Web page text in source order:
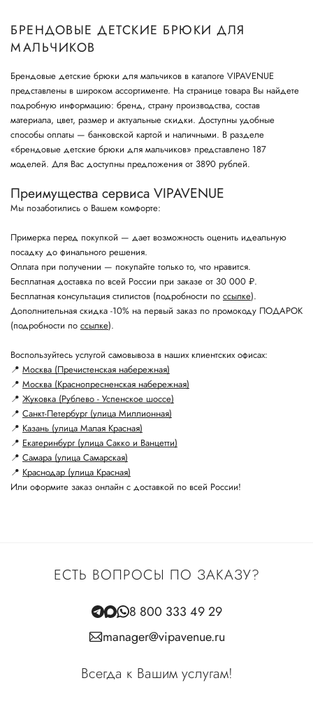
БРЕНДОВЫЕ ДЕТСКИЕ БРЮКИ ДЛЯ
МАЛЬЧИКОВ
Брендовые детские брюки для мальчиков в каталоге VIPAVENUE
представлены в широком ассортименте. На странице товара Вы найдете
подробную информацию: бренд, страну производства, состав
материала, цвет, размер и актуальные скидки. Доступны удобные
способы оплаты — банковской картой и наличными. В разделе
«брендовые детские брюки для мальчиков» представлено 187
моделей. Для Вас доступны предложения от 3890 рублей.
Преимущества сервиса VIPAVENUE
Мы позаботились о Вашем комфорте:
Примерка перед покупкой — дает возможность оценить идеальную
посадку до финального решения.
Оплата при получении — покупайте только то, что нравится.
Бесплатная доставка по всей России при заказе от 30 000 ₽.
Бесплатная консультация стилистов (подробности по ссылке).
Дополнительная скидка -10% на первый заказ по промокоду ПОДАРОК
(подробности по ссылке).
Воспользуйтесь услугой самовывоза в наших клиентских офисах:
📍 Москва (Пречистенская набережная)
📍 Москва (Краснопресненская набережная)
📍 Жуковка (Рублево - Успенское шоссе)
📍 Санкт-Петербург (улица Миллионная)
📍 Казань (улица Малая Красная)
📍 Екатеринбург (улица Сакко и Ванцетти)
📍 Самара (улица Самарская)
📍 Краснодар (улица Красная)
Или оформите заказ онлайн с доставкой по всей России!
ЕСТЬ ВОПРОСЫ ПО ЗАКАЗУ?
8 800 333 49 29
manager@vipavenue.ru
Всегда к Вашим услугам!